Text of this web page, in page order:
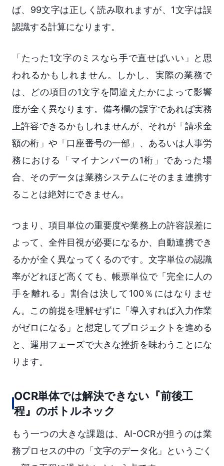
ば、99文字は正しく読み取れますが、1文字は誤
認識する計算になります。
「たった1文字のミスなら手で直せばいい」と思
われるかもしれません。しかし、実際の業務で
は、どの項目の1文字を間違えたかによって影響
度が全く異なります。備考欄の誤字であれば実務
上許容できるかもしれませんが、それが「請求金
額の桁」や「口座番号の一部」、あるいは人事労
務における「マイナンバーの1桁」であった場
合、そのデータは業務システムにそのまま連携す
ることは絶対にできません。
つまり、項目単位の重要度や業務上の許容誤差に
よって、全件目視が必要になるか、自動連携でき
るかが全く異なってくるのです。文字単位の認識
率がどれほど高くても、帳票単位で「完全に人の
手を離れる」割合は決して100％にはなりませ
ん。この前提を理解せずに「導入すれば入力作業
がゼロになる」と想定してプロジェクトを進める
と、運用フェーズで大きな挫折を味わうことにな
ります。
OCR単体では解決できない『前後工
程』のボトルネック
もう一つの大きな課題は、AI-OCRが担うのは業
務プロセスの中の「文字のデータ化」というごく